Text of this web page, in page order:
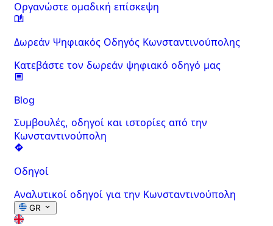
Οργανώστε ομαδική επίσκεψη
Δωρεάν Ψηφιακός Οδηγός Κωνσταντινούπολης
Κατεβάστε τον δωρεάν ψηφιακό οδηγό μας
Blog
Συμβουλές, οδηγοί και ιστορίες από την
Κωνσταντινούπολη
Οδηγοί
Αναλυτικοί οδηγοί για την Κωνσταντινούπολη
GR